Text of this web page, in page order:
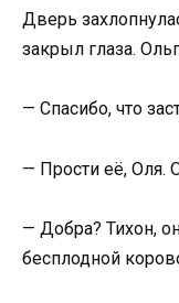
Дверь
закрыл глаза.
— Спасибо, что
— Прости её, Оля.
— Добра? Тихон,
бесплодной